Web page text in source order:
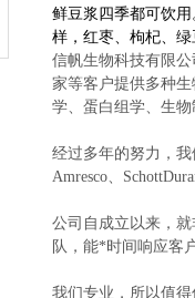
鲜豆浆四季都可饮用
样，红枣、枸杞、
信帆生物科技有限
家等客户提供多种
学、蛋白组学、生
经过多年的努力，我
Amresco、
公司自成立以来，
队，能*时间响应客
我们专业，所以值